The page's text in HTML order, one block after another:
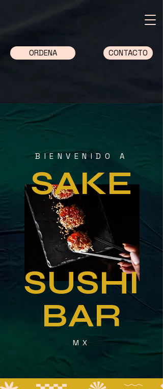
ORDENA CONTACTO
BIENVENIDO A
SAKE
SUSHI
BAR
MX